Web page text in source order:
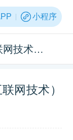
小程序
2024年中级通信工程师（互联网技术）考试（专业实务）
网技术）